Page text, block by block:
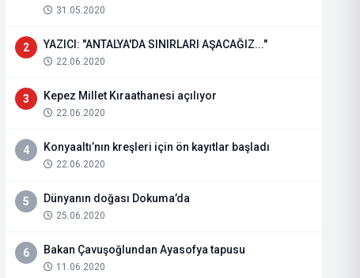
31.05.2020
2 YAZICI: "ANTALYA'DA SINIRLARI AŞACAĞIZ..."
22.06.2020
3 Kepez Millet Kıraathanesi açılıyor
22.06.2020
4 Konyaaltı’nın kreşleri için ön kayıtlar başladı
22.06.2020
5 Dünyanın doğası Dokuma’da
25.06.2020
6 Bakan Çavuşoğlundan Ayasofya tapusu
11.06.2020